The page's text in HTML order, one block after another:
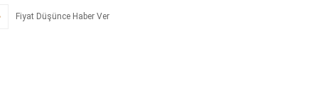
Fiyat Düşünce Haber Ver